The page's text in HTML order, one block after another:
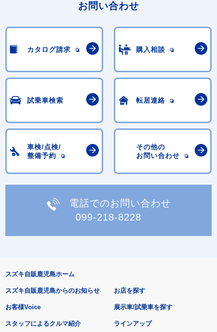
お問い合わせ
カタログ請求 購入相談
試乗車検索 転居連絡
車検/点検/
整備予約
その他の
お問い合わせ
電話でのお問い合わせ
099-218-8228
スズキ自販鹿児島ホーム
スズキ自販鹿児島からのお知らせ
お客様Voice
スタッフによるクルマ紹介
お店を探す
展示車/試乗車を探す
ラインアップ